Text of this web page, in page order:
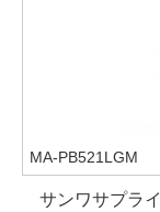
MA-PB521LGM
サンワサプラ